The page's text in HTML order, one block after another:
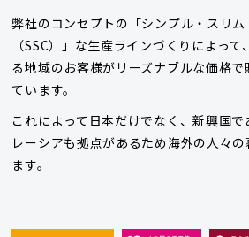
弊社のコンセプトの「シンプル・スリム
（SSC）」な生産ラインづくりによっ
る地域のお客様がリーズナブルな価格
ています。
これによって日本だけでなく、新興国
レーシアも拠点があるため海外の人々
ます。